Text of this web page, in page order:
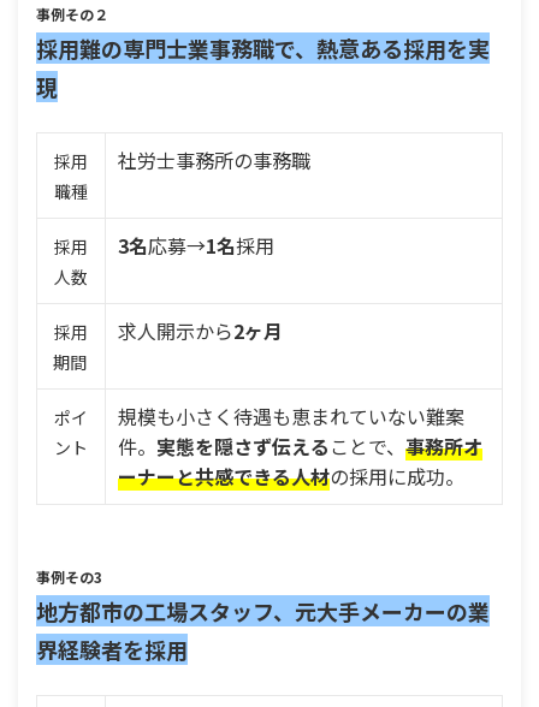
事例その２
採用難の専門士業事務職で、熱意ある採用を実
現
採用
職種
社労士事務所の事務職
採用
人数
3名応募→1名採用
採用
期間
求人開示から2ヶ月
ポイ
ント
規模も小さく待遇も恵まれていない難案
件。 実態を隠さず伝える ことで、 事務所オ
ーナーと共感できる人材の採用に成功。
事例その3
地方都市の工場スタッフ、元大手メーカーの業
界経験者を採用